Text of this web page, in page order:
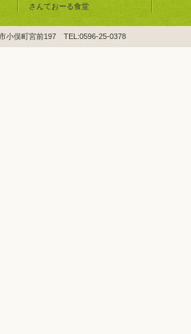
さんておーる食堂
小俣町宮前197 TEL:0596-25-0378